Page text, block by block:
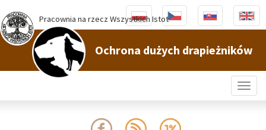
Pracownia na rzecz Wszystkich Istot
Ochrona dużych drapieżników